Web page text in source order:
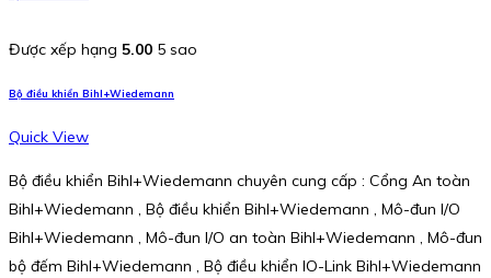
Được xếp hạng 5.00 5 sao
Bộ điều khiển Bihl+Wiedemann
Quick View
Bộ điều khiển Bihl+Wiedemann chuyên cung cấp : Cổng An toàn
Bihl+Wiedemann , Bộ điều khiển Bihl+Wiedemann , Mô-đun I/O
Bihl+Wiedemann , Mô-đun I/O an toàn Bihl+Wiedemann , Mô-đun
bộ đếm Bihl+Wiedemann , Bộ điều khiển IO-Link Bihl+Wiedemann